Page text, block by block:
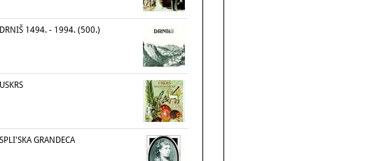
DRNIŠ 1494. - 1994. (500.)
USKRS
SPLI'SKA GRANDECA